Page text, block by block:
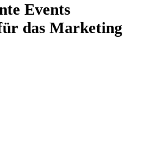
Events
das Marketing